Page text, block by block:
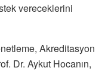
vereceklerini
Akreditasyon
Dr. Aykut Hocanın,